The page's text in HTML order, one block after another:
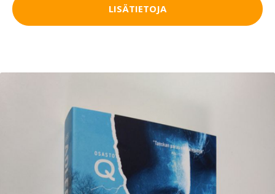
LISÄTIETOJA